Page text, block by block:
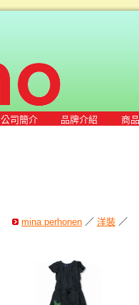
公司簡介 品牌介紹 商
mina perhonen ／ 洋裝 ／